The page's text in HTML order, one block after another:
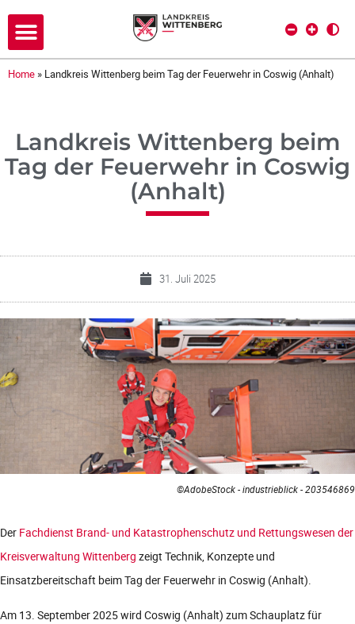
Home » Landkreis Wittenberg beim Tag der Feuerwehr in Coswig (Anhalt)
Landkreis Wittenberg beim
Tag der Feuerwehr in Coswig
(Anhalt)
31. Juli 2025
©AdobeStock - industrieblick - 203546869
Der Fachdienst Brand- und Katastrophenschutz und Rettungswesen der
Kreisverwaltung Wittenberg zeigt Technik, Konzepte und
Einsatzbereitschaft beim Tag der Feuerwehr in Coswig (Anhalt).
Am 13. September 2025 wird Coswig (Anhalt) zum Schauplatz für